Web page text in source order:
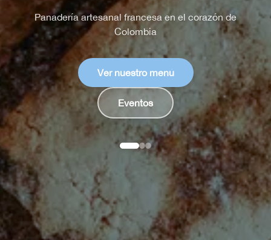
Panadería artesanal francesa en el corazón de
Colombia
Ver nuestro menú
Eventos